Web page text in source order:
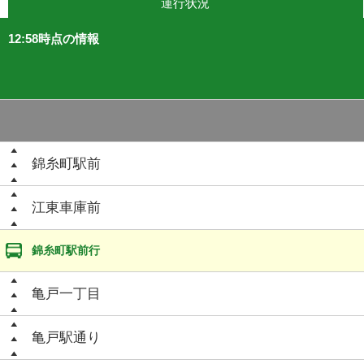
運行状況
12:58時点の情報
錦糸町駅前
江東車庫前
錦糸町駅前行
亀戸一丁目
亀戸駅通り